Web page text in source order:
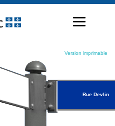
Version imprimable
Rue Devlin